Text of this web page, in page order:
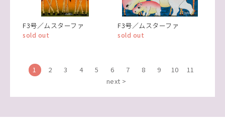
F3号／ムスターファ
sold out
F3号／ムスターファ
sold out
1 2 3 4 5 6 7 8 9 10
11
next >